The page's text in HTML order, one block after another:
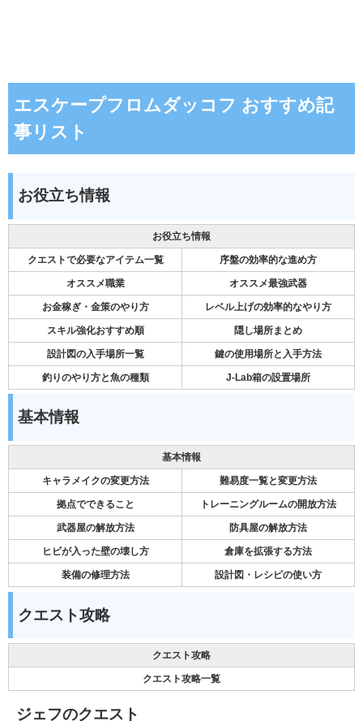
エスケープフロムダッコフ おすすめ記
事リスト
お役立ち情報
お役立ち情報
クエストで必要なアイテム一覧 序盤の効率的な進め方
オススメ職業 オススメ最強武器
お金稼ぎ・金策のやり方 レベル上げの効率的なやり方
スキル強化おすすめ順 隠し場所まとめ
設計図の入手場所一覧 鍵の使用場所と入手方法
釣りのやり方と魚の種類 J-Lab箱の設置場所
基本情報
基本情報
キャラメイクの変更方法 難易度一覧と変更方法
拠点でできること トレーニングルームの開放方法
武器屋の解放方法 防具屋の解放方法
ヒビが入った壁の壊し方 倉庫を拡張する方法
装備の修理方法 設計図・レシピの使い方
クエスト攻略
クエスト攻略
クエスト攻略一覧
ジェフのクエスト